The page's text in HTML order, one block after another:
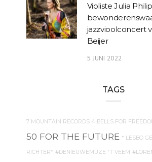
Violiste Julia
jazzvioolconcert
Beijer
5 JUNI 2022
TAGS
7 MOUNTAIN RECORDS 4 BELLS FOR
50 FOR THE FUTURE * LESBO
RICHTER* #DENIEUWEMUZE 'T VEEM